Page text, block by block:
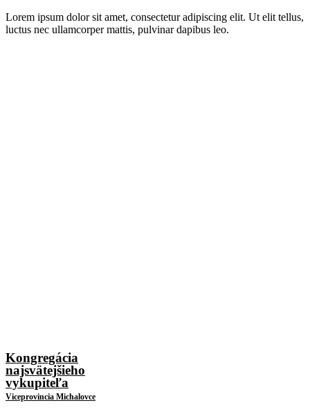
Lorem ipsum dolor sit amet, consectetur adipiscing elit. Ut elit tellus,
luctus nec ullamcorper mattis, pulvinar dapibus leo.
Kongregácia
najsvätejšieho
vykupiteľa
Viceprovincia Michalovce